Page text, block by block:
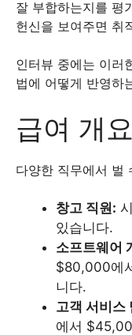
잘 부합하는지를 평
헌신을 보여주면 취
인터뷰 중에는 이러
법에 어떻게 반영하
급여 개요
다양한 직무에서 벌
창고 직원:
있습니다.
소프트웨어
$80,000에
니다.
고객 서비스
에서